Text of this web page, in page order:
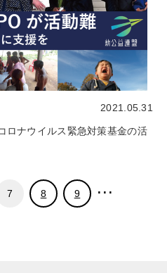
2021.05.31
ロナウイルス緊急対策基金の活
7 8 9 ...